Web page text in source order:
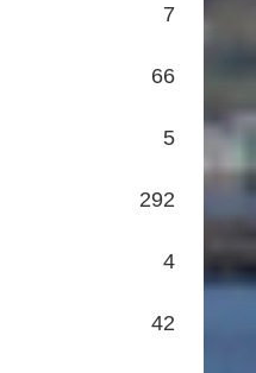
7
66
5
292
4
42